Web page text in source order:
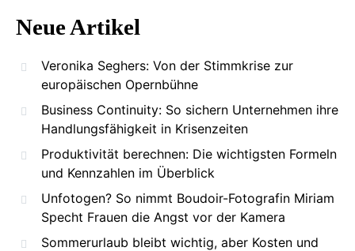
Neue Artikel
Veronika Seghers: Von der Stimmkrise zur
europäischen Opernbühne
Business Continuity: So sichern Unternehmen ihre
Handlungsfähigkeit in Krisenzeiten
Produktivität berechnen: Die wichtigsten Formeln
und Kennzahlen im Überblick
Unfotogen? So nimmt Boudoir-Fotografin Miriam
Specht Frauen die Angst vor der Kamera
Sommerurlaub bleibt wichtig, aber Kosten und